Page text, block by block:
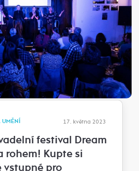
UMĚNÍ 17. května 2023
festival Dream
rohem! Kupte si
vstupné pro